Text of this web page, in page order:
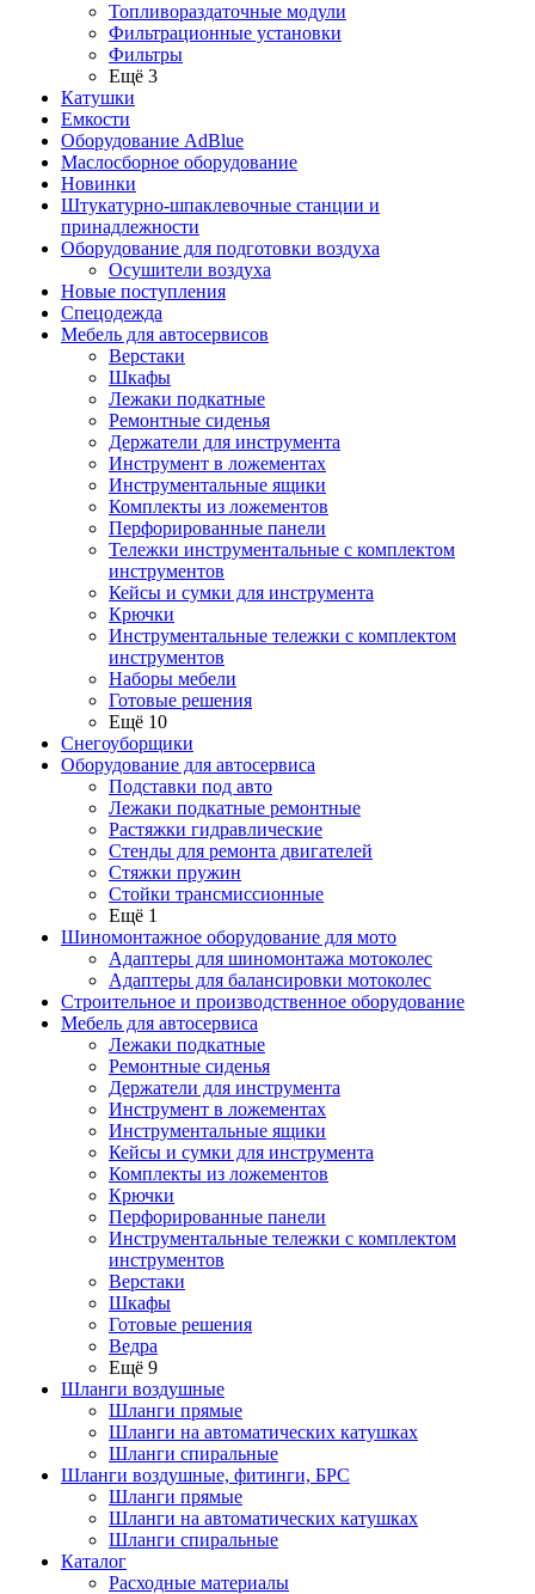
Топливораздаточные модули
Фильтрационные установки
Фильтры
Ещё 3
Катушки
Емкости
Оборудование AdBlue
Маслосборное оборудование
Новинки
Штукатурно-шпаклевочные станции и
принадлежности
Оборудование для подготовки воздуха
Осушители воздуха
Новые поступления
Спецодежда
Мебель для автосервисов
Верстаки
Шкафы
Лежаки подкатные
Ремонтные сиденья
Держатели для инструмента
Инструмент в ложементах
Инструментальные ящики
Комплекты из ложементов
Перфорированные панели
Тележки инструментальные с комплектом
инструментов
Кейсы и сумки для инструмента
Крючки
Инструментальные тележки с комплектом
инструментов
Наборы мебели
Готовые решения
Ещё 10
Снегоуборщики
Оборудование для автосервиса
Подставки под авто
Лежаки подкатные ремонтные
Растяжки гидравлические
Стенды для ремонта двигателей
Стяжки пружин
Стойки трансмиссионные
Ещё 1
Шиномонтажное оборудование для мото
Адаптеры для шиномонтажа мотоколес
Адаптеры для балансировки мотоколес
Строительное и производственное оборудование
Мебель для автосервиса
Лежаки подкатные
Ремонтные сиденья
Держатели для инструмента
Инструмент в ложементах
Инструментальные ящики
Кейсы и сумки для инструмента
Комплекты из ложементов
Крючки
Перфорированные панели
Инструментальные тележки с комплектом
инструментов
Верстаки
Шкафы
Готовые решения
Ведра
Ещё 9
Шланги воздушные
Шланги прямые
Шланги на автоматических катушках
Шланги спиральные
Шланги воздушные, фитинги, БРС
Шланги прямые
Шланги на автоматических катушках
Шланги спиральные
Каталог
Расходные материалы